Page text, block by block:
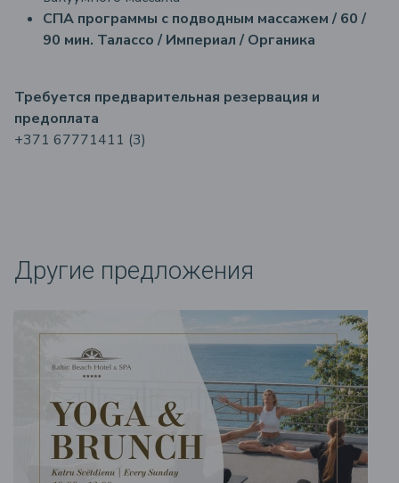
СПА программы с подводным массажем / 60 /
90 мин. Талассо / Империал / Органика
Требуется предварительная резервация и
предоплата
+371 67771411 (3)
Другие предложения